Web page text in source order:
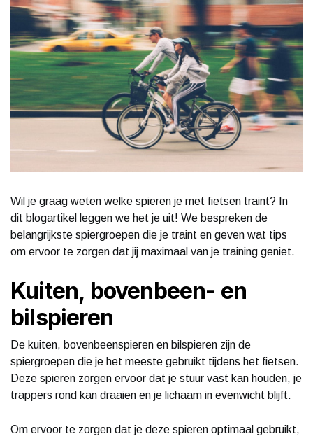
Wil je graag weten welke spieren je met fietsen traint? In
dit blogartikel leggen we het je uit! We bespreken de
belangrijkste spiergroepen die je traint en geven wat tips
om ervoor te zorgen dat jij maximaal van je training geniet.
Kuiten, bovenbeen- en
bilspieren
De kuiten, bovenbeenspieren en bilspieren zijn de
spiergroepen die je het meeste gebruikt tijdens het fietsen.
Deze spieren zorgen ervoor dat je stuur vast kan houden, je
trappers rond kan draaien en je lichaam in evenwicht blijft.
Om ervoor te zorgen dat je deze spieren optimaal gebruikt,